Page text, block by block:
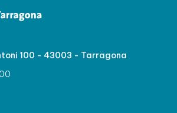
100 - 43003 - Tarragona